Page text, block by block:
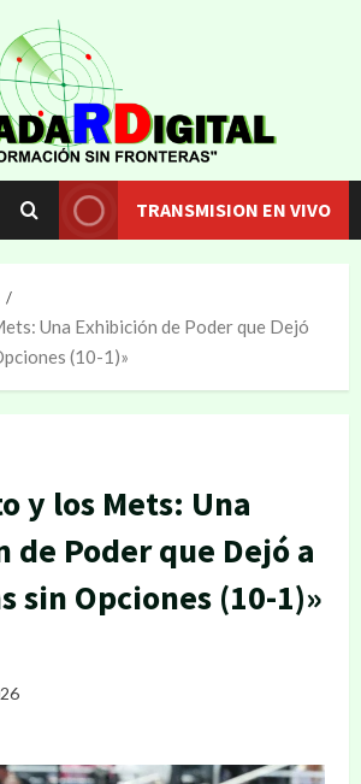
TRANSMISION EN VIVO
Una Exhibición de Poder que Dejó
(10-1)»
y los Mets: Una
de Poder que Dejó a
sin Opciones (10-1)»